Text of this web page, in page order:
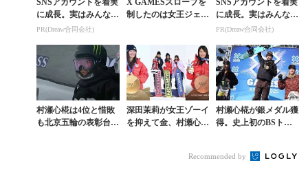
SNSアカウントを着実
に成長。実はみんなコ
コ使ってます。
PR(Dreaw合同会社)
X GAMESスロープを
制したのは女王ジェイ
SNSアカウントを着実
に成長。実はみんなコ
コ使ってます。
PR(Dreaw合同会社)
村瀬心椛は4位と惜敗
も北京五輪の表彰台に
深田茉莉が女王ゾーイ
を抑えて金、村瀬心椛
村瀬心椛が銀メダル獲
得。史上初のBSトリ
ロープスタイ...
Recommended by